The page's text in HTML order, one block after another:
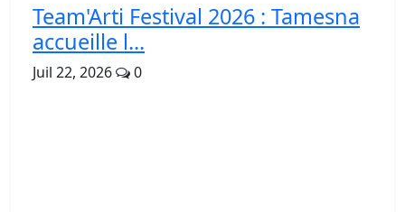
Team'Arti Festival 2026 : Tamesna
accueille l...
Juil 22, 2026 0